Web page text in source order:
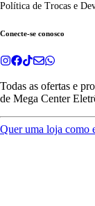
Política de Trocas e
Conecte-se conosco
Todas as ofertas e
de Mega Center
Quer uma loja como